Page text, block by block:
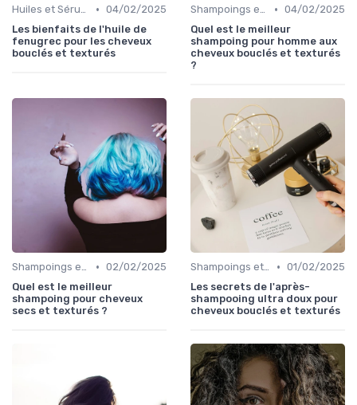
Huiles et Sérums • 04/02/2025
Les bienfaits de l'huile de
fenugrec pour les cheveux
bouclés et texturés
Shampoings et Après-Shampoings • 04/02/2025
Quel est le meilleur
shampoing pour homme aux
cheveux bouclés et texturés
?
Shampoings et Après-Shampoings • 02/02/2025
Quel est le meilleur
shampoing pour cheveux
secs et texturés ?
Shampoings et Après-Shampoings • 01/02/2025
Les secrets de l'après-
shampooing ultra doux pour
cheveux bouclés et texturés